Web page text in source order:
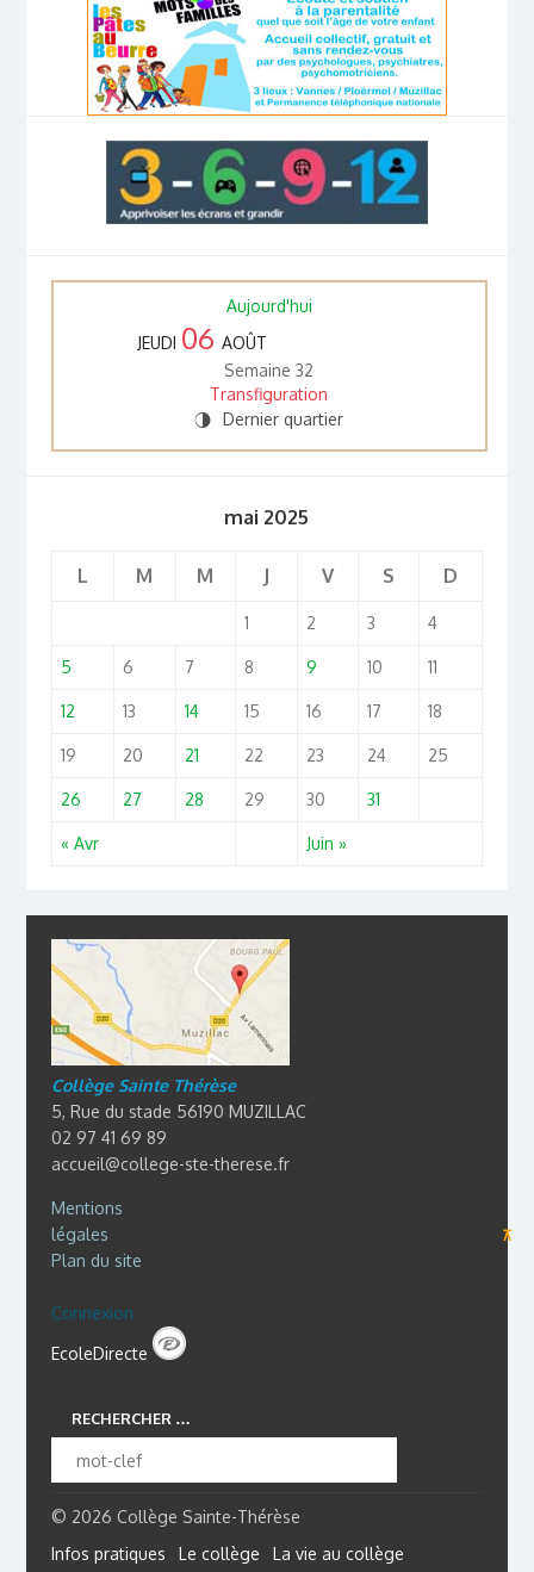
Aujourd'hui
JEUDI 06 AOÛT
Semaine 32
Transfiguration
T Dernier quartier
mai 2025
L M M J V S D
« Avr Juin »
1 2 3 4
5 6 7 8 9 10 11
12 13 14 15 16 17 18
19 20 21 22 23 24 25
26 27 28 29 30 31
Collège Sainte Thérèse
5, Rue du stade 56190 MUZILLAC
02 97 41 69 89
accueil@college-ste-therese.fr
Mentions
légales
⊼
Plan du site
Connexion
EcoleDirecte
RECHERCHER …
© 2026 Collège Sainte-Thérèse
Infos pratiques
Le collège
La vie au collège